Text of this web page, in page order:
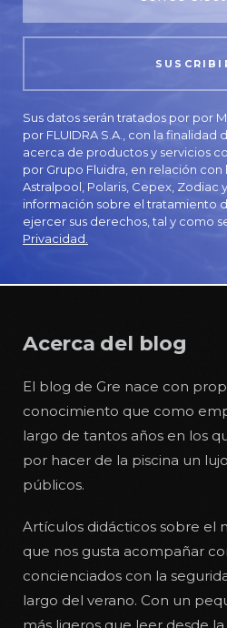
Sus datos serán tratados por por
por FLUIDRA S.A., con la
acerca de productos y servicios
por Grupo Fluidra, en relación con
Astralpool, Polaris, Cepex, Zodiac
información sobre el tratamiento
ejercer sus derechos, tal y como
Privacidad.
Acerca del blog
El blog de Gre nace con
conocimiento que como
largo de tantos años en los
por hacer de la piscina un
públicos.
Artículos didácticos sobre el
que nos gusta acompañar
concienciados con la
largo del verano. Con un